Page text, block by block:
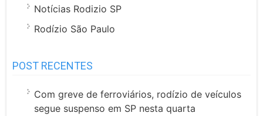
Notícias Rodizio SP
Rodízio São Paulo
POST RECENTES
Com greve de ferroviários, rodízio de veículos
segue suspenso em SP nesta quarta